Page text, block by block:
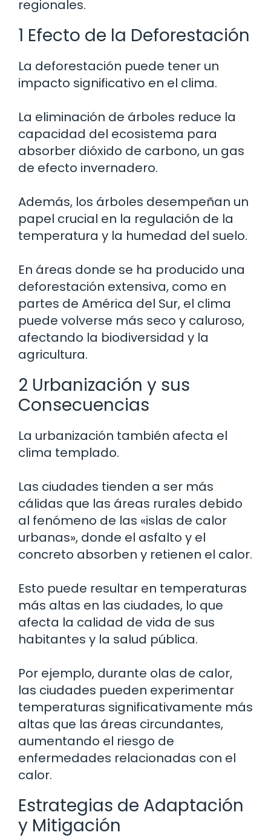
regionales.
1 Efecto de la Deforestación
La deforestación puede tener un
impacto significativo en el clima.
La eliminación de árboles reduce la
capacidad del ecosistema para
absorber dióxido de carbono, un gas
de efecto invernadero.
Además, los árboles desempeñan un
papel crucial en la regulación de la
temperatura y la humedad del suelo.
En áreas donde se ha producido una
deforestación extensiva, como en
partes de América del Sur, el clima
puede volverse más seco y caluroso,
afectando la biodiversidad y la
agricultura.
2 Urbanización y sus
Consecuencias
La urbanización también afecta el
clima templado.
Las ciudades tienden a ser más
cálidas que las áreas rurales debido
al fenómeno de las «islas de calor
urbanas», donde el asfalto y el
concreto absorben y retienen el calor.
Esto puede resultar en temperaturas
más altas en las ciudades, lo que
afecta la calidad de vida de sus
habitantes y la salud pública.
Por ejemplo, durante olas de calor,
las ciudades pueden experimentar
temperaturas significativamente más
altas que las áreas circundantes,
aumentando el riesgo de
enfermedades relacionadas con el
calor.
Estrategias de Adaptación
y Mitigación